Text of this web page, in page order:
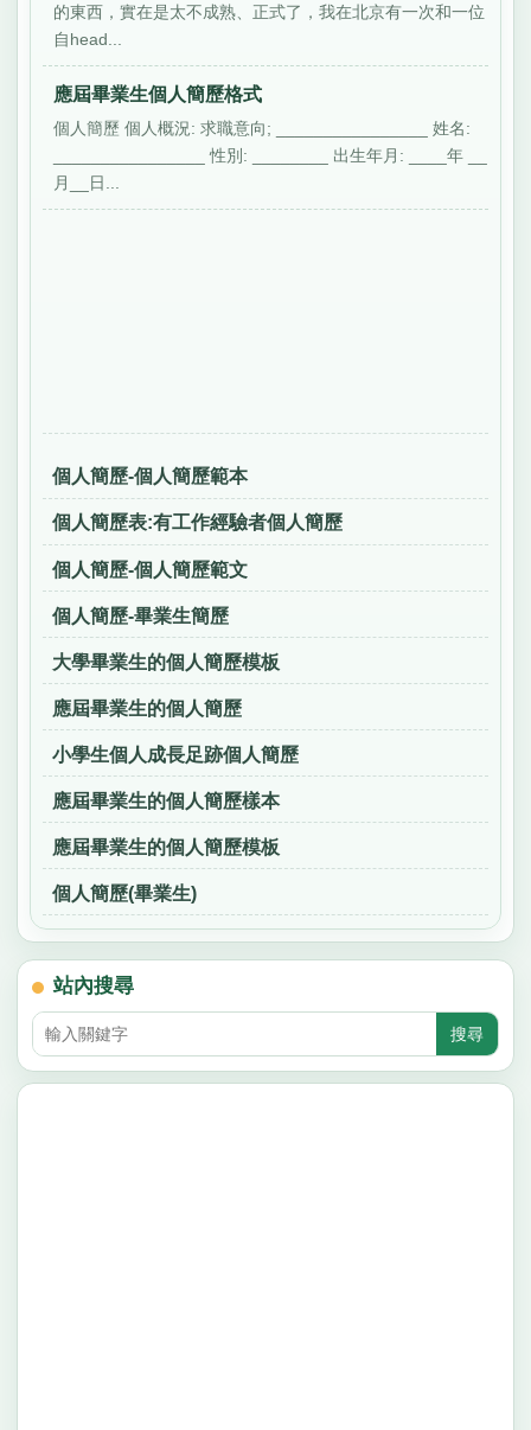
的東西，實在是太不成熟、正式了，我在北京有一次和一位
自head...
應屆畢業生個人簡歷格式
個人簡歷 個人概況: 求職意向; ________________ 姓名:
________________ 性別: ________ 出生年月: ____年 __
月__日...
個人簡歷-個人簡歷範本
個人簡歷表:有工作經驗者個人簡歷
個人簡歷-個人簡歷範文
個人簡歷-畢業生簡歷
大學畢業生的個人簡歷模板
應屆畢業生的個人簡歷
小學生個人成長足跡個人簡歷
應屆畢業生的個人簡歷樣本
應屆畢業生的個人簡歷模板
個人簡歷(畢業生)
站內搜尋